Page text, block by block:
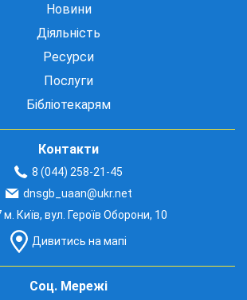
Новини
Діяльність
Ресурси
Послуги
Бібліотекарям
Контакти
8 (044) 258-21-45
dnsgb_uaan@ukr.net
Київ, вул. Героїв Оборони, 10
Дивитись на мапі
Соц. Мережі